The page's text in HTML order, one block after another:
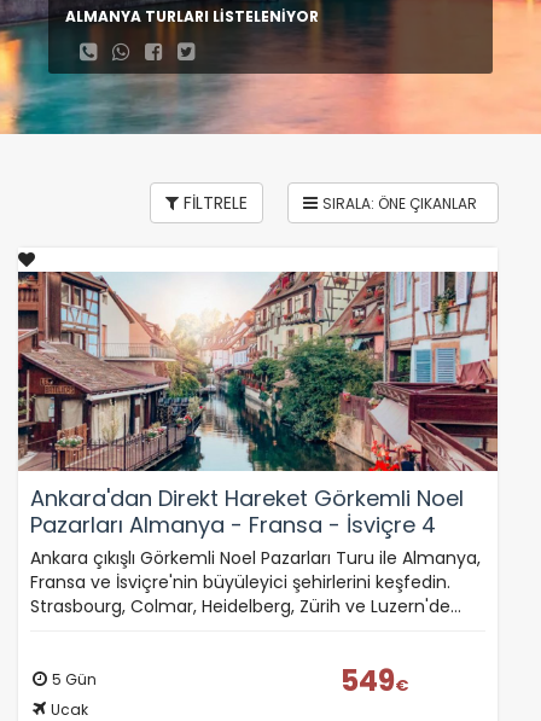
ALMANYA TURLARI LİSTELENİYOR
FİLTRELE
Ankara'dan Direkt Hareket Görkemli Noel
Pazarları Almanya - Fransa - İsviçre 4
Gece - SunExpress ile 09 Kasım (Kasım
Sömestr Özel)
Ankara çıkışlı Görkemli Noel Pazarları Turu ile Almanya,
Fransa ve İsviçre'nin büyüleyici şehirlerini keşfedin.
Strasbourg, Colmar, Heidelberg, Zürih ve Luzern'de…
5 Gün
Ucak
549€